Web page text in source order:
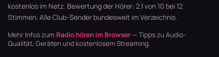
kostenlos im Netz. Bewertung der Hörer: 2,1 von 10 bei 12
Stimmen. AlleClub-Sender bundesweit im Verzeichnis.
Mehr Infos zum Radio hören im Browser — Tipps zu Audio-
Qualität, Geräten und kostenlosem Streaming.